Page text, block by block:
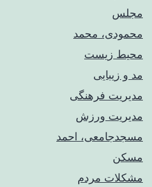
مجلس
محمودی، محمد
محیط زیست
مد و زیبایی
مدیریت فرهنگی
مدیریت ورزش
مسجدجامعی، احمد
مسکن
مشکلات مردم